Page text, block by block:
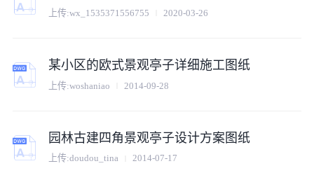
上传:wx_1535371556755 2020-03-26
某小区的欧式景观亭子详细施工图纸
上传:woshaniao 2014-09-28
园林古建四角景观亭子设计方案图纸
上传:doudou_tina 2014-07-17